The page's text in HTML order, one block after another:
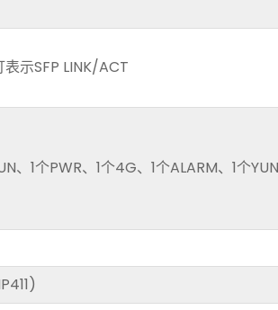
表示SFP LINK/ACT
、1个PWR、1个4G、1个ALARM、1个